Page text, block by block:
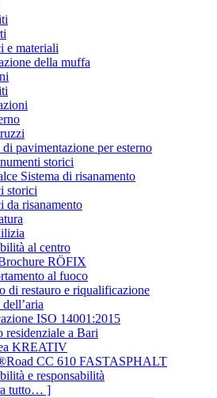
e materiali
della muffa
di pavimentazione per esterno
storici
Sistema di risanamento
storici
da risanamento
al centro
RÖFIX
al fuoco
di restauro e riqualificazione
ISO 14001:2015
residenziale a Bari
KREATIV
CC 610 FASTASPHALT
e responsabilità
tutto… ]